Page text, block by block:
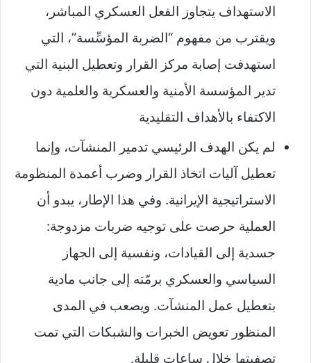
الاستهداف يتجاوز الفعل العسكري المباشر،
ويقترب من مفهوم “الضربة المؤسِّسة”، التي
استهدفت إصابة مركز القرار وتعطيل البنية التي
تدير المؤسسة الأمنية والعسكرية والعلمية دون
الاكتفاء بالأهداف التقليدية
لم يكن الهدف الرئيسي تدمير المنشآت، وإنما
تعطيل آليات اتخاذ القرار وضرب أعمدة المنظومة
الاستراتيجية الإيرانية. وفي هذا الإطار، يبدو أن
العملية حرصت على توجيه ضربات مزدوجة:
جسدية إلى القيادات، ونفسية إلى الجهاز
السياسي والعسكري برمّته إلى جانب مادية
بتعطيل عمل المنشآت. ويصعب في المدى
المنظور تعويض الخبرات والشبكات التي تمت
تصفيتها خلال ساعات قليلة.